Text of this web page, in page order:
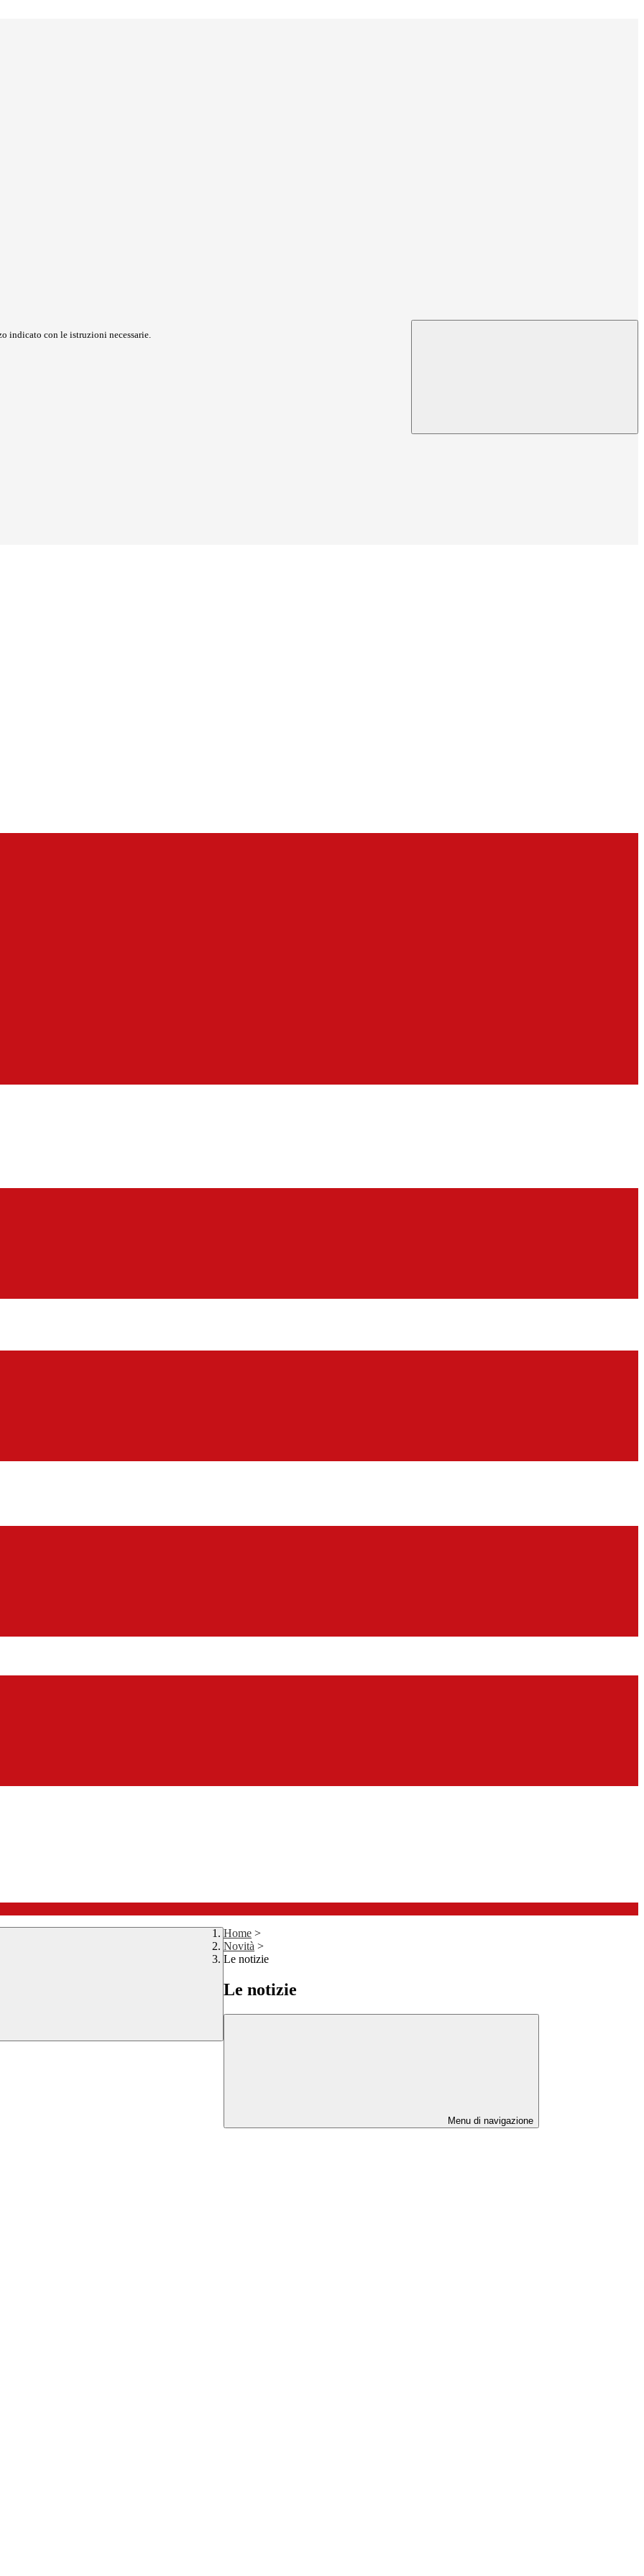
indicato con le istruzioni necessarie.
Home >
Novità >
Le notizie
Le notizie
Menu di navigazione